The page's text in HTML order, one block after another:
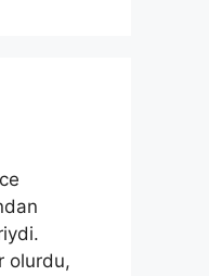
olurdu,